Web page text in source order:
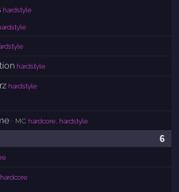
hardstyle
hardstyle
hardstyle
· MC hardcore, hardstyle
6
hardcore